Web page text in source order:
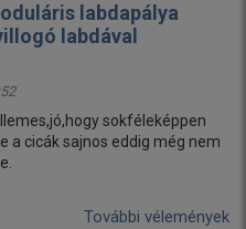
labdapálya
labdával
sokféleképpen
a cicák sajnos eddig még nem
További vélemények